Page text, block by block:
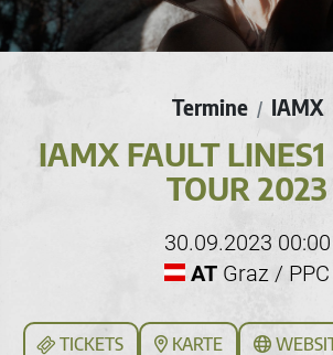
Termine / IAMX
IAMX FAULT LINES1
TOUR 2023
30.09.2023 00:00
AT Graz / PPC
TICKETS KARTE